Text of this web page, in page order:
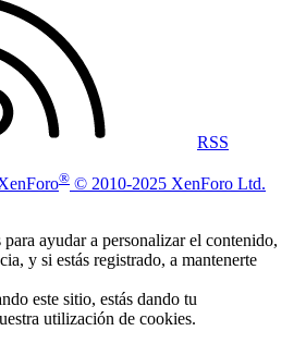
RSS
® © 2010-2025 XenForo Ltd.
ayudar a personalizar el contenido,
y si estás registrado, a mantenerte
este sitio, estás dando tu
utilización de cookies.